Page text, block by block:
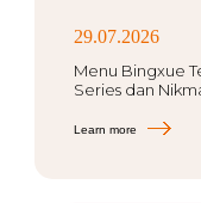
29.07.2026
Menu Bingxue
Series dan
Learn more